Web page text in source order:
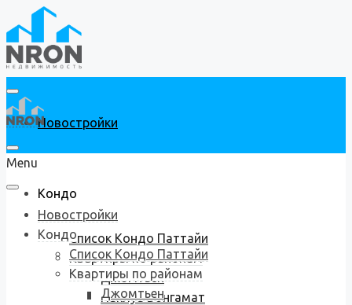
Новостройки
Кондо
Список Кондо Паттайи
Квартиры по районам
Джомтьен
Наклуа Вонгамат
Menu
Новостройки
Кондо
Список Кондо Паттайи
Квартиры по районам
Джомтьен